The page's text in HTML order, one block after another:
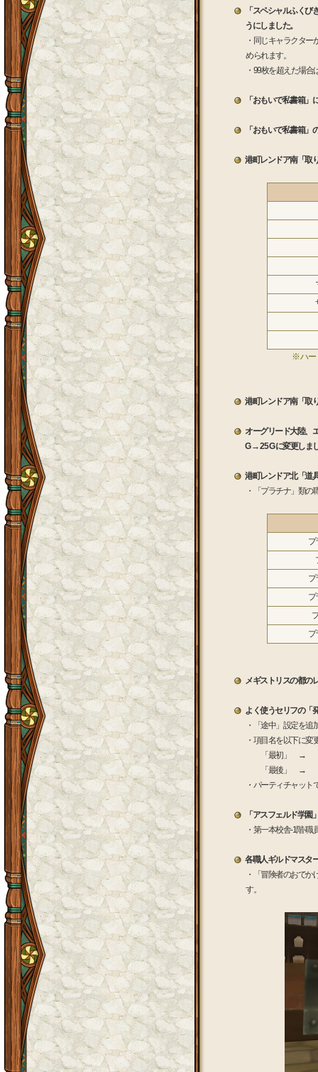
「スペシャルふく
うにしました。
・同じキャラクタ
められます。
・99枚を超えた場
「おもいで私書箱
「おもいで私書箱
港町レンドア南「取
※ ハー
港町レンドア南「取
オーグリード大陸、
G → 25 G に変更しま
港町レンドア北「道
・「プラチナ」類
プ
プ
プ
プ
メギストリスの都の
よく使うセリフの「
・「途中」設定を追
・項目名を以下に変
「最初」 → 「
「最後」 → 「
・パーティチャッ
「アスフェルド学
・第一本校舎-1階-
各職人ギルドマスタ
・「冒険者のおで
す。